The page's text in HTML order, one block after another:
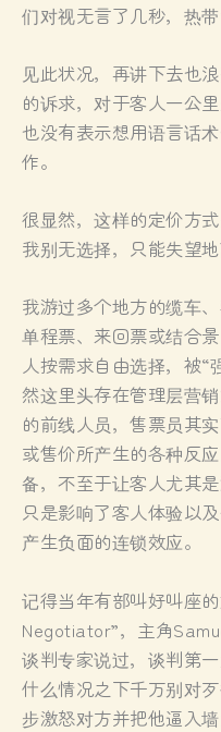
们对视无言了几秒，热
见此状况，再讲下去也
的诉求，对于客人一公
也没有表示想用语言话
作。
很显然，这样的定价方
我别无选择，只能失望地
我游过多个地方的缆车
单程票、来回票或结合
人按需求自由选择，被“
然这里头存在管理层营
的前线人员，售票员其
或售价所产生的各种反
备，不至于让客人尤其
只是影响了客人体验以
产生负面的连锁效应。
记得当年有部叫好叫座
Negotiator”，主角
谈判专家说过，谈判第
什么情况之下千万别对
步激怒对方并把他逼入